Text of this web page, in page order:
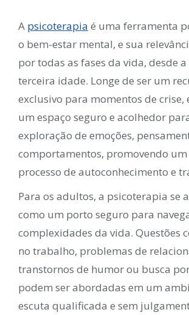
A psicoterapia é uma ferramenta
o bem-estar mental, e sua
por todas as fases da vida, desde
terceira idade. Longe de ser um
exclusivo para momentos de crise,
um espaço seguro e acolhedor
exploração de emoções,
comportamentos, promovendo
processo de autoconhecimento e
Para os adultos, a psicoterapia se
como um porto seguro para
complexidades da vida. Questões
no trabalho, problemas de
transtornos de humor ou busca
podem ser abordadas em um
escuta qualificada e sem